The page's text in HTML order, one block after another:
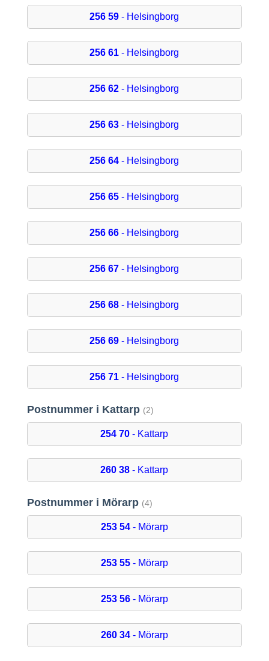
256 59 - Helsingborg
256 61 - Helsingborg
256 62 - Helsingborg
256 63 - Helsingborg
256 64 - Helsingborg
256 65 - Helsingborg
256 66 - Helsingborg
256 67 - Helsingborg
256 68 - Helsingborg
256 69 - Helsingborg
256 71 - Helsingborg
Postnummer i Kattarp (2)
254 70 - Kattarp
260 38 - Kattarp
Postnummer i Mörarp (4)
253 54- Mörarp
253 55- Mörarp
253 56- Mörarp
260 34- Mörarp